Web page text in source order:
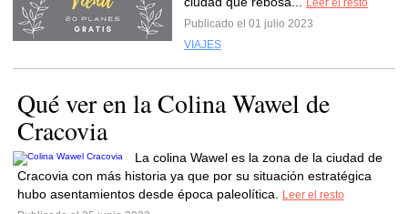
Leer el resto
Publicado el 01 julio 2023
VIAJES
Qué ver en la Colina Wawel de
Cracovia
La colina Wawel es la zona de la ciudad de
Cracovia con más historia ya que por su situación estratégica
hubo asentamientos desde época paleolítica.
Leer el resto